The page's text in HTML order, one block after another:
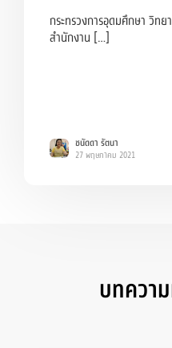
กระทรวงการอุดมศึกษา วิท
สำนักงาน […]
ชนัดดา รัตนา
27 พฤษภาคม 2021
บทควา